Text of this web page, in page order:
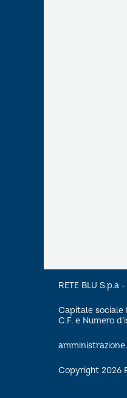
RETE BLU S.p.a
Capitale sociale
C.F. e Numero
Copyright 2026